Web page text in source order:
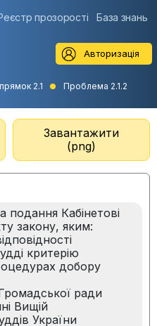
прозорості База знань
Авторизація
2.1
Проблема 2.1.2
Завантажити
(png)
подання Кабінетові
закону, яким:
критерію
добору
ради
Вищій
України